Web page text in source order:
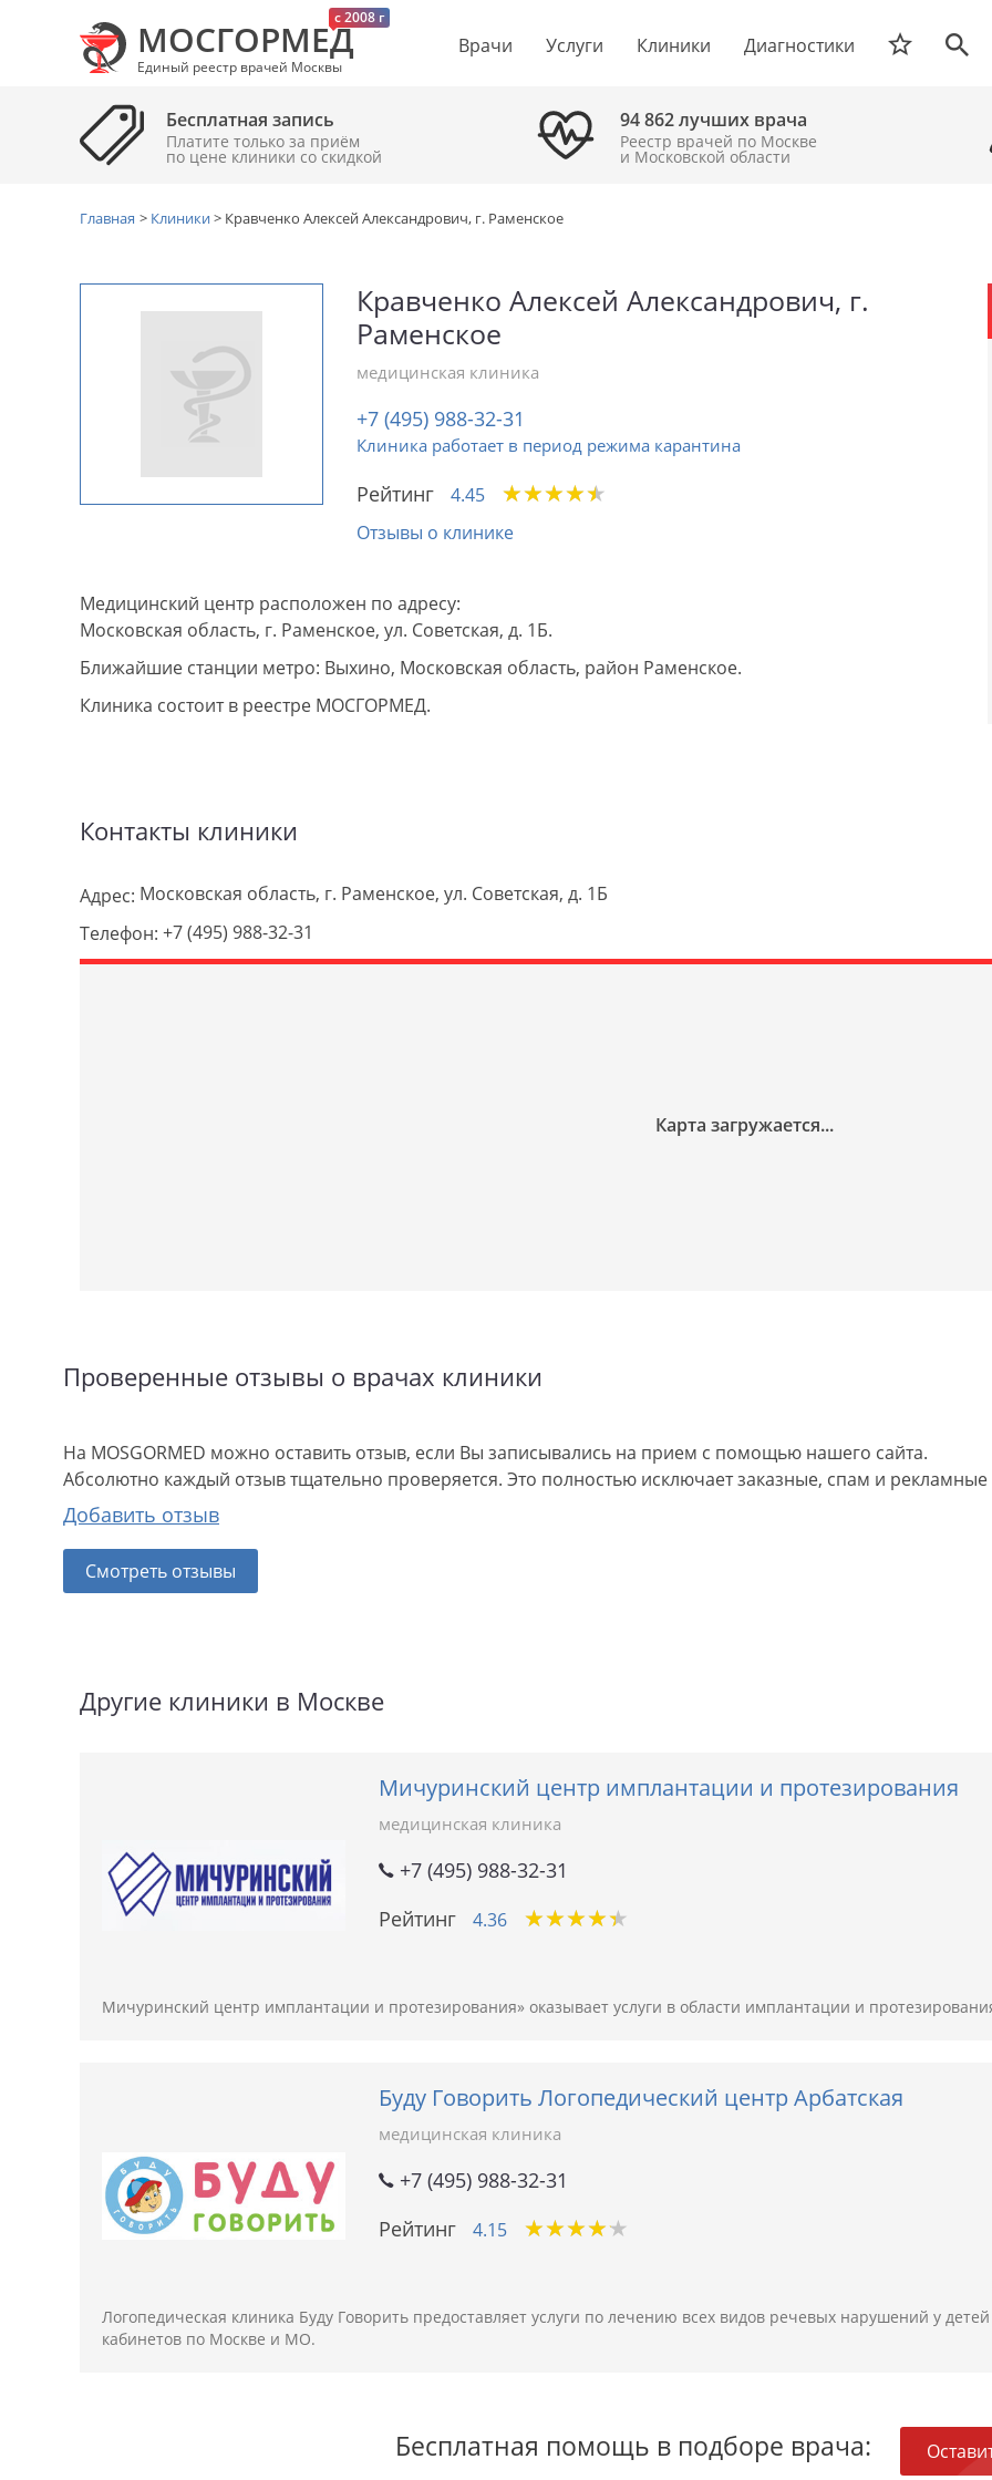
c 2008 г
МОСГОРМЕД
Единый реестр врачей Москвы
Врачи Услуги Клиники Диагностики
Бесплатная запись
Платите только за приём
по цене клиники cо скидкой
94 862 лучших врача
Реестр врачей по Москве
и Московской области
Главная > Клиники> Кравченко Алексей Александрович, г. Раменское
Кравченко Алексей Александрович, г.
Раменское
медицинская клиника
+7 (495) 988-32-31
Клиника работает в период режима карантина
Рейтинг 4.45 ★★★★★
★★★★★
Отзывы о клинике
Медицинский центр расположен по адресу:
Московская область, г. Раменское, ул. Советская, д. 1Б.
Ближайшие станции метро: Выхино, Московская область, район Раменское.
Клиника состоит в реестре МОСГОРМЕД.
Контакты клиники
Адрес: Московская область, г. Раменское, ул. Советская, д. 1Б
Телефон: +7 (495) 988-32-31
Проверенные отзывы о врачах клиники
На MOSGORMED можно оставить отзыв, если Вы записывались на прием с помощью нашего сайта.
Абсолютно каждый отзыв тщательно проверяется. Это полностью исключает заказные, спам и
Добавить отзыв
Смотреть отзывы
Другие клиники в Москве
Мичуринский центр имплантации и протезирования
медицинская клиника
+7 (495) 988-32-31
Рейтинг
4.36 ★★★★★
★★★★★
Мичуринский центр имплантации и протезирования» оказывает услуги в области имплантации и
Буду Говорить Логопедический центр Арбатская
медицинская клиника
+7 (495) 988-32-31
Рейтинг
4.15 ★★★★★
★★★★★
Логопедическая клиника Буду Говорить предоставляет услуги по лечению всех видов речевых нарушений у
кабинетов по Москве и МО.
Бесплатная помощь в подборе врача: